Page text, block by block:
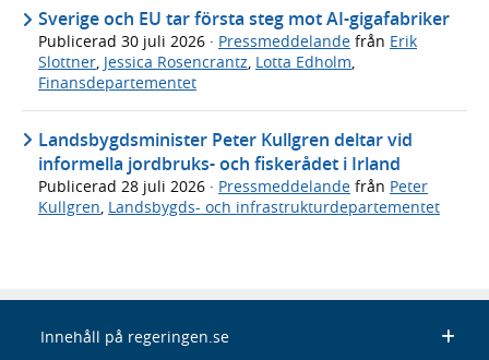
Sverige och EU tar första steg mot AI-gigafabriker
Publicerad 30 juli 2026 · Pressmeddelande från Erik
Slottner, Jessica Rosencrantz, Lotta Edholm,
Finansdepartementet
Landsbygdsminister Peter Kullgren deltar vid
informella jordbruks- och fiskerådet i Irland
Publicerad 28 juli 2026 · Pressmeddelande från Peter
Kullgren, Landsbygds- och infrastrukturdepartementet
Innehåll på regeringen.se